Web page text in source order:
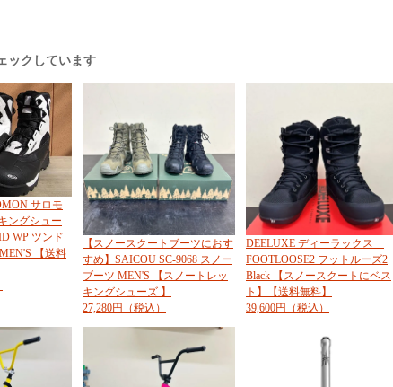
ックしています
サロモ
ングシュー
WP ツンド
【送料
【スノースクートブーツにおす
すめ】SAICOU SC-9068 スノー
ブーツ MEN'S 【スノートレッ
キングシューズ 】
27,280円（税込）
DEELUXE ディーラックス
FOOTLOOSE2 フットルーズ2
Black 【スノースクートにベス
ト】【送料無料】
39,600円（税込）